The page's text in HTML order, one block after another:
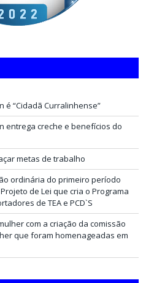
“Cidadã Curralinhense”
entrega creche e benefícios do
metas de trabalho
ordinária do primeiro período
de Lei que cria o Programa
de TEA e PCD`S
com a criação da comissão
que foram homenageadas em